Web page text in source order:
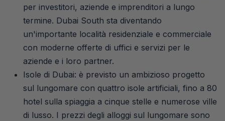
per investitori, aziende e imprenditori a lungo
termine. Dubai South sta diventando
un'importante località residenziale e commerciale
con moderne offerte di uffici e servizi per le
aziende e i loro partner.
Isole di Dubai: è previsto un ambizioso progetto
sul lungomare con quattro isole artificiali, fino a 80
hotel sulla spiaggia a cinque stelle e numerose ville
di lusso. I prezzi degli alloggi sul lungomare sono